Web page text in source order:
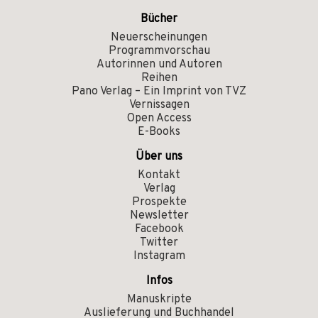
Bücher
Neuerscheinungen
Programmvorschau
Autorinnen und Autoren
Reihen
Pano Verlag – Ein Imprint von TVZ
Vernissagen
Open Access
E-Books
Über uns
Kontakt
Verlag
Prospekte
Newsletter
Facebook
Twitter
Instagram
Infos
Manuskripte
Auslieferung und Buchhandel